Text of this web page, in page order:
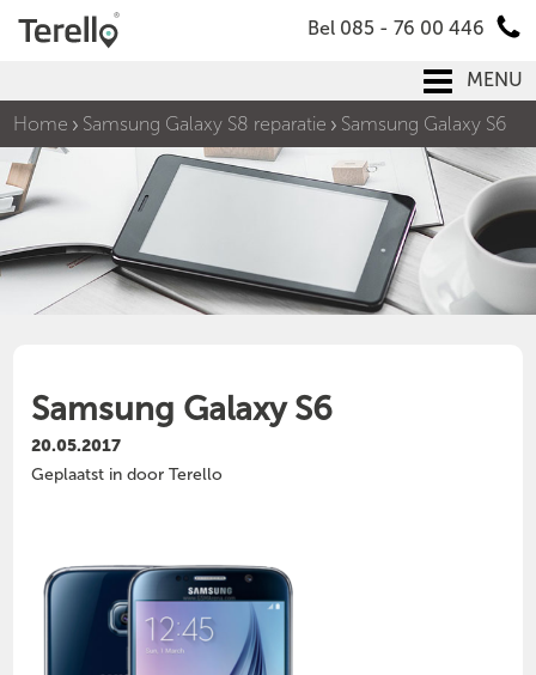
Bel 085 - 76 00 446
MENU
Home
Samsung Galaxy S8 reparatie Samsung Galaxy S6
Samsung Galaxy S6
20.05.2017
Geplaatst in door Terello